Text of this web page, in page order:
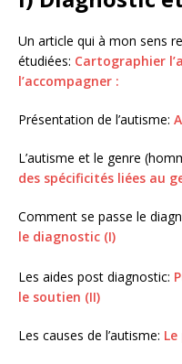
Un article qui à mon sens
étudiées: Cartographier
l’accompagner :
Présentation de l’autisme:
L’autisme et le genre
des spécificités liées au
Comment se passe le
le diagnostic (I)
Les aides post diagnostic:
le soutien (II)
Les causes de l’autisme: